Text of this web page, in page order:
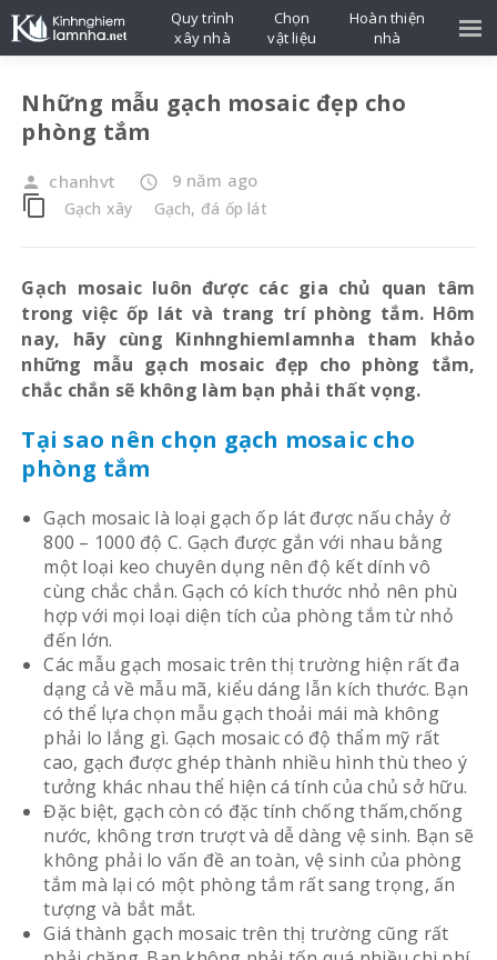
Những mẫu gạch mosaic đẹp cho
phòng tắm
person chanhvt access_time 9 năm ago
content_copy Gạch xây Gạch, đá ốp lát
Gạch mosaic luôn được các gia chủ quan tâm
trong việc ốp lát và trang trí phòng tắm. Hôm
nay, hãy cùng Kinhnghiemlamnha tham khảo
những mẫu gạch mosaic đẹp cho phòng tắm,
chắc chắn sẽ không làm bạn phải thất vọng.
Tại sao nên chọn gạch mosaic cho
phòng tắm
Gạch mosaic là loại gạch ốp lát được nấu chảy ở
800 – 1000 độ C. Gạch được gắn với nhau bằng
một loại keo chuyên dụng nên độ kết dính vô
cùng chắc chắn. Gạch có kích thước nhỏ nên phù
hợp với mọi loại diện tích của phòng tắm từ nhỏ
đến lớn.
Các mẫu gạch mosaic trên thị trường hiện rất đa
dạng cả về mẫu mã, kiểu dáng lẫn kích thước. Bạn
có thể lựa chọn mẫu gạch thoải mái mà không
phải lo lắng gì. Gạch mosaic có độ thẩm mỹ rất
cao, gạch được ghép thành nhiều hình thù theo ý
tưởng khác nhau thể hiện cá tính của chủ sở hữu.
Đặc biệt, gạch còn có đặc tính chống thấm,chống
nước, không trơn trượt và dễ dàng vệ sinh. Bạn sẽ
không phải lo vấn đề an toàn, vệ sinh của phòng
tắm mà lại có một phòng tắm rất sang trọng, ấn
tượng và bắt mắt.
Giá thành gạch mosaic trên thị trường cũng rất
Quy trình
xây nhà
Chọn
vật liệu
Hoàn thiện
nhà